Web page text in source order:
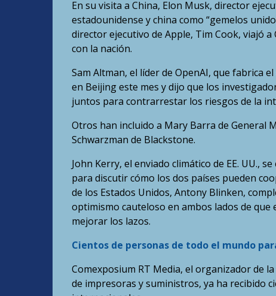
En su visita a China, Elon Musk, director
estadounidense y china como “gemelos
director ejecutivo de Apple, Tim Cook, viajó
con la nación.
Sam Altman, el líder de OpenAI, que fabrica
en Beijing este mes y dijo que los
juntos para contrarrestar los riesgos de la
Otros han incluido a Mary Barra de General
Schwarzman de Blackstone.
John Kerry, el enviado climático de EE. UU.,
para discutir cómo los dos países pueden
de los Estados Unidos, Antony Blinken,
optimismo cauteloso en ambos lados de
mejorar los lazos.
Cientos de personas de todo el mundo
Comexposium RT Media, el organizador de
de impresoras y suministros, ya ha recibido